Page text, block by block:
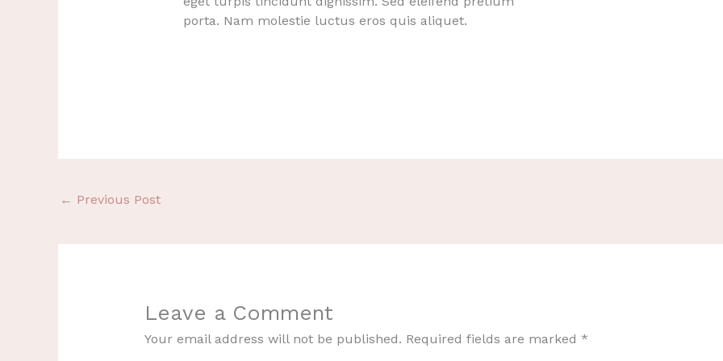
porta. Nam molestie luctus eros quis aliquet.
← Previous Post
Leave a Comment
Your email address will not be published. Required fields are marked *